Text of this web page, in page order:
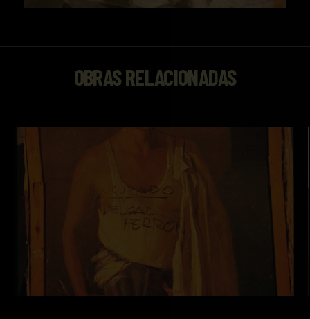
OBRAS RELACIONADAS